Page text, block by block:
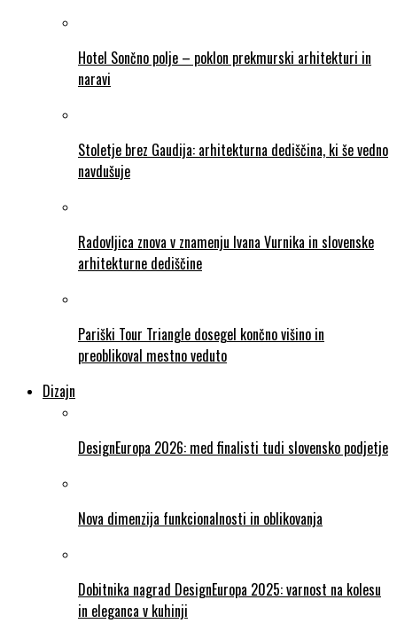
Hotel Sončno polje – poklon prekmurski arhitekturi in
naravi
Stoletje brez Gaudija: arhitekturna dediščina, ki še vedno
navdušuje
Radovljica znova v znamenju Ivana Vurnika in slovenske
arhitekturne dediščine
Pariški Tour Triangle dosegel končno višino in
preoblikoval mestno veduto
Dizajn
DesignEuropa 2026: med finalisti tudi slovensko podjetje
Nova dimenzija funkcionalnosti in oblikovanja
Dobitnika nagrad DesignEuropa 2025: varnost na kolesu
in eleganca v kuhinji